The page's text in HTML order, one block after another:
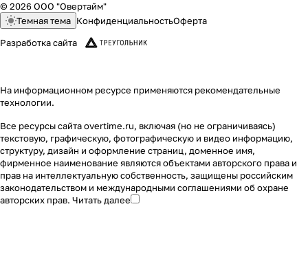
© 2026 ООО "Овертайм"
Темная тема КонфиденциальностьОферта
Разработка сайта
На информационном ресурсе применяются рекомендательные
технологии.
Все ресурсы сайта overtime.ru, включая (но не ограничиваясь)
текстовую, графическую, фотографическую и видео информацию,
структуру, дизайн и оформление страниц, доменное имя,
фирменное наименование являются объектами авторского права и
прав на интеллектуальную собственность, защищены российским
законодательством и международными соглашениями об охране
авторских прав. Читать далее